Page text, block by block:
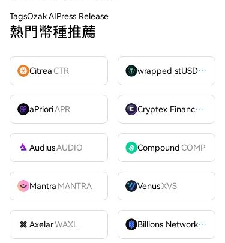
TagsOzak AIPress Release
熱門幣種推薦
CitreaCTR wrapped stUSDT
aPrioriAPR Cryptex FinanceCTX
AudiusAUDIO CompoundCOMP
Mantra MANTRA VenusXVS
AxelarWAXL Billions Network
BILL